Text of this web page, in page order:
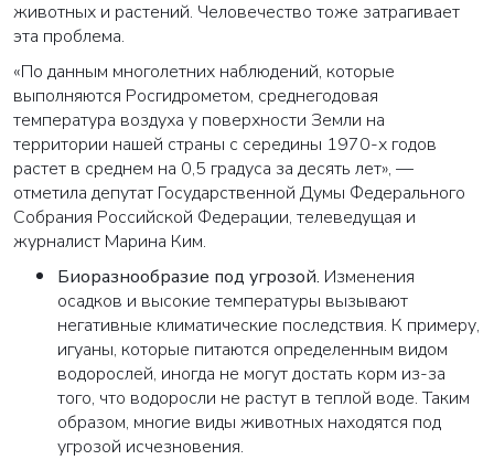
животных и растений. Человечество тоже затрагивает
эта проблема.
«По данным многолетних наблюдений, которые
выполняются Росгидрометом, среднегодовая
температура воздуха у поверхности Земли на
территории нашей страны с середины 1970-х годов
растет в среднем на 0,5 градуса за десять лет», —
отметила депутат Государственной Думы Федерального
Собрания Российской Федерации, телеведущая и
журналист Марина Ким.
Биоразнообразие под угрозой. Изменения
осадков и высокие температуры вызывают
негативные климатические последствия. К примеру,
игуаны, которые питаются определенным видом
водорослей, иногда не могут достать корм из-за
того, что водоросли не растут в теплой воде. Таким
образом, многие виды животных находятся под
угрозой исчезновения.